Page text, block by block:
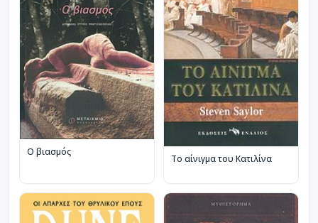
Ο βιασμός
Το αίνιγμα του Κατιλίνα